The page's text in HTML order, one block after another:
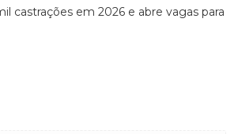
castrações em 2026 e abre vagas para